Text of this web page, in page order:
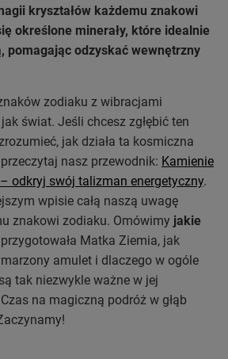
kryształów każdemu znakowi
określone minerały, które idealnie
pomagając odzyskać wewnętrzny
zodiaku z wibracjami
świat. Jeśli chcesz zgłębić ten
jak działa ta kosmiczna
nasz przewodnik: Kamienie
odkryj swój talizman energetyczny.
wpisie całą naszą uwagę
znakowi zodiaku. Omówimy jakie
przygotowała Matka Ziemia, jak
amulet i dlaczego w ogóle
tak niezwykle ważne w jej
na magiczną podróż w głąb